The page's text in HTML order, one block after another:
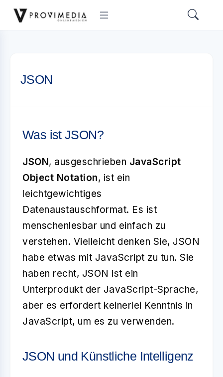
JSON
Was ist JSON?
JSON, ausgeschrieben JavaScript
Object Notation, ist ein
leichtgewichtiges
Datenaustauschformat. Es ist
menschenlesbar und einfach zu
verstehen. Vielleicht denken Sie, JSON
habe etwas mit JavaScript zu tun. Sie
haben recht, JSON ist ein
Unterprodukt der JavaScript-Sprache,
aber es erfordert keinerlei Kenntnis in
JavaScript, um es zu verwenden.
JSON und Künstliche Intelligenz